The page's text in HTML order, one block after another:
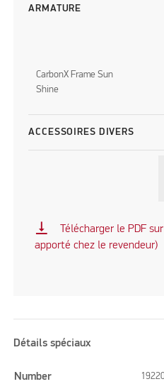
ARMATURE
CarbonX Frame Sun
Shine
ACCESSOIRES DIVERS
vertical_align_bottom
Télécharger le PDF
apporté chez le revendeur)
Détails spéciaux
Number